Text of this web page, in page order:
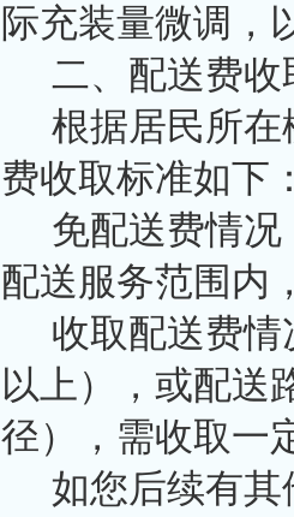
际充装量微调，
二、配送费收
根据居民所
费收取标准如下
免配送费情
配送服务范围内
收取配送费
以上），或配送
径），需收取一
如您后续有